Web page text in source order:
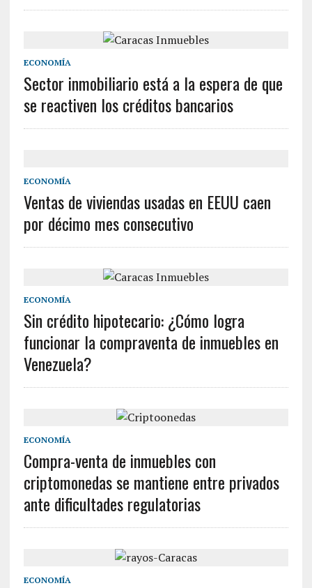
ECONOMÍA
Sector inmobiliario está a la espera de que
se reactiven los créditos bancarios
ECONOMÍA
Ventas de viviendas usadas en EEUU caen
por décimo mes consecutivo
ECONOMÍA
Sin crédito hipotecario: ¿Cómo logra
funcionar la compraventa de inmuebles en
Venezuela?
ECONOMÍA
Compra-venta de inmuebles con
criptomonedas se mantiene entre privados
ante dificultades regulatorias
ECONOMÍA